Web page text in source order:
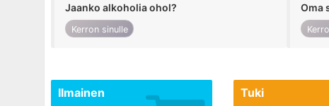
Jaanko alkoholia ohol?
Kerron sinulle
Oma
Ilmainen Tuki